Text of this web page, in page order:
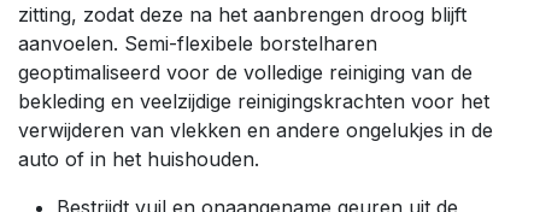
zitting, zodat deze na het aanbrengen droog blijft
aanvoelen. Semi-flexibele borstelharen
geoptimaliseerd voor de volledige reiniging van de
bekleding en veelzijdige reinigingskrachten voor het
verwijderen van vlekken en andere ongelukjes in de
auto of in het huishouden.
Bestrijdt vuil en onaangename geuren uit de